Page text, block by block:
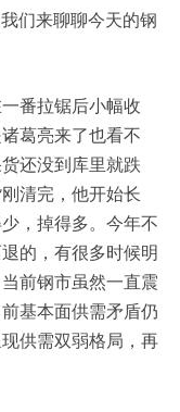
们来聊聊今天的钢
番拉锯后小幅收
葛亮来了也看不
还没到库里就跌
清完，他开始长
，掉得多。今年不
的，有很多时候明
前钢市虽然一直震
基本面供需矛盾仍
供需双弱格局，再